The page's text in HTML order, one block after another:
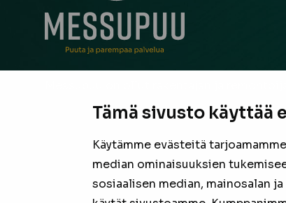
Tämä sivusto käyttää
Käytämme evästeitä
median ominaisuuksien
sosiaalisen median, mainosalan
neuvonantaja Pirkanmaalla jo vuodesta
suurista hankkeista tai pienestä
laadukas valikoima sekä asiantunteva
valmiina tarjoamaan parhaan puutavaran
projektiin.